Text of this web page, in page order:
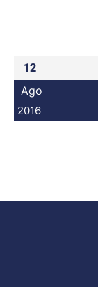
12
Ago
2016